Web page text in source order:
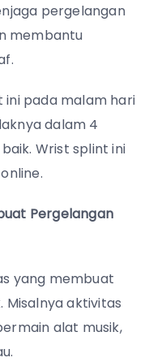
pergelangan
membantu
ini pada malam hari
dalam 4
Wrist splint ini
Pergelangan
yang membuat
aktivitas
alat musik,